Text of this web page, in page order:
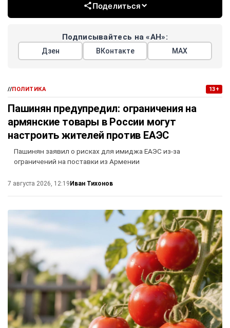
Поделиться
Подписывайтесь на «АН»:
Дзен ВКонтакте МАХ
//ПОЛИТИКА 13+
Пашинян предупредил: ограничения на
армянские товары в России могут
настроить жителей против ЕАЭС
Пашинян заявил о рисках для имиджа ЕАЭС из-за
ограничений на поставки из Армении
7 августа 2026, 12:19 Иван Тихонов